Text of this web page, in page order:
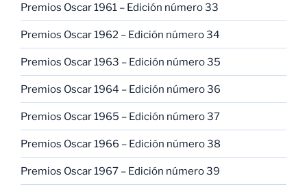
Premios Oscar 1961 – Edición número 33
Premios Oscar 1962 – Edición número 34
Premios Oscar 1963 – Edición número 35
Premios Oscar 1964 – Edición número 36
Premios Oscar 1965 – Edición número 37
Premios Oscar 1966 – Edición número 38
Premios Oscar 1967 – Edición número 39